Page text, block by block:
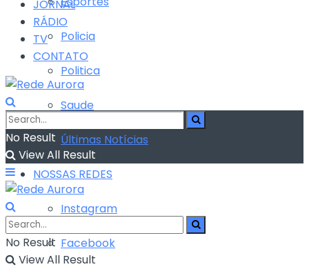
Policia
Politica
Saude
Últimas Notícias
NOSSAS REDES
Instagram
Facebook
JORNAL
RÁDIO
TV
CONTATO
No Result
View All Result
No Result
View All Result